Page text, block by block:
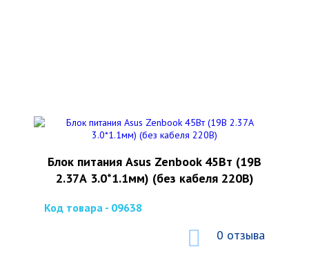
Блок питания Asus Zenbook 45Вт (19В
2.37А 3.0*1.1мм) (без кабеля 220В)
Код товара - 09638
0 отзыва